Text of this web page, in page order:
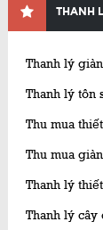
THANH
Thanh lý
Thanh lý tôn
Thu mua
Thu mua
Thanh lý
Thanh lý cây